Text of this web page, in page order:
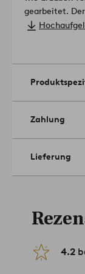
gearbeitet.
bis hin zur
Pflegehinweis:
Tipp: Zur
Zahlung
Lieferung
4.2